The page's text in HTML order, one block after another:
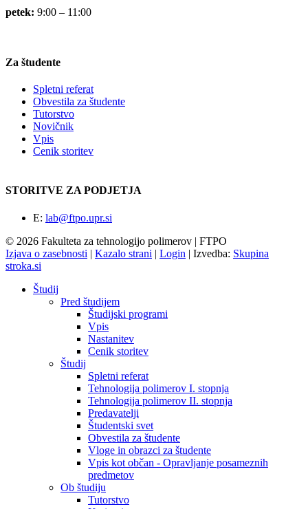
petek: 9:00 – 11:00
Za študente
Spletni referat
Obvestila za študente
Tutorstvo
Novičnik
Vpis
Cenik storitev
STORITVE ZA PODJETJA
E: lab@ftpo.upr.si
© 2026 Fakulteta za tehnologijo polimerov | FTPO
Izjava o zasebnosti | Kazalo strani | Login | Izvedba: Skupina
stroka.si
Študij
Pred študijem
Študijski programi
Vpis
Nastanitev
Cenik storitev
Študij
Spletni referat
Tehnologija polimerov I. stopnja
Tehnologija polimerov II. stopnja
Predavatelji
Študentski svet
Obvestila za študente
Vloge in obrazci za študente
Vpis kot občan - Opravljanje posameznih
predmetov
Ob študiju
Tutorstvo